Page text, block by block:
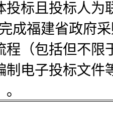
标且投标人为
成福建省政府
程（包括但不限
制电子投标文件
。